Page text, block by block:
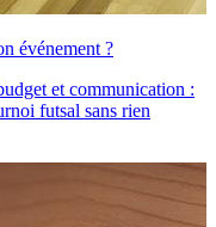
événement ?
et communication :
futsal sans rien